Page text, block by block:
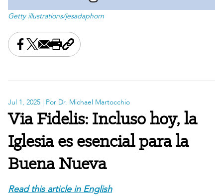
Getty illustrations/jesadaphorn
Share this on Facebook
Share this on X
Share this by email
Print this page
Copy the page address
Jul 1, 2025 | Por Dr. Michael Martocchio
Via Fidelis: Incluso hoy, la
Iglesia es esencial para la
Buena Nueva
Read this article in English